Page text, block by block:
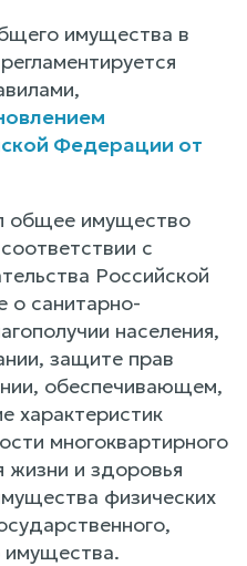
имущества в
Федерации от
общее имущество
с
Российской
о санитарно-
населения,
защите прав
обеспечивающем,
характеристик
многоквартирного
жизни и здоровья
физических
имущества.